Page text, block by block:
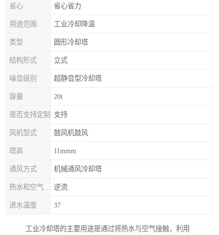
省心 省心省力
用途范围 工业冷却降温
类型 圆形冷却塔
结构形式 立式
噪音级别 超静音型冷却塔
容量 20t
是否支持定制 支持
风机型式 鼓风机鼓风
塔高 11mmm
通风方式 机械通风冷却塔
逆流
进水温度 37
工业冷却塔的主要用途是通过将热水与空气接触，利用